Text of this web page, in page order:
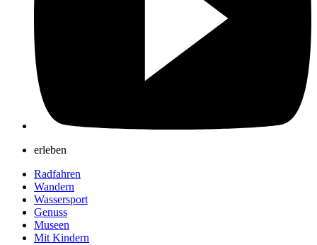
erleben
Radfahren
Wandern
Wassersport
Genuss
Museen
Mit Kindern